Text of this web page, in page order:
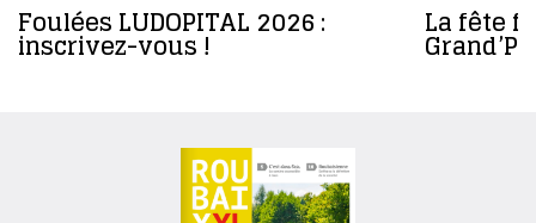
Foulées LUDOPITAL 2026 :
inscrivez-vous !
La fête